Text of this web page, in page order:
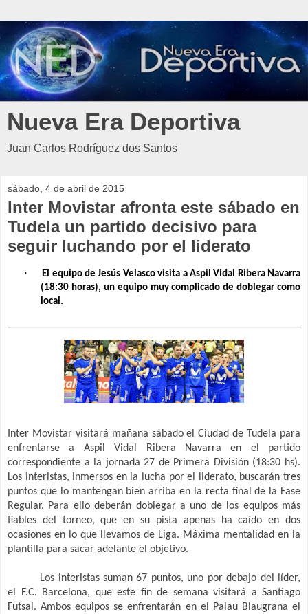
Nueva Era Deportiva
Juan Carlos Rodríguez dos Santos
sábado, 4 de abril de 2015
Inter Movistar afronta este sábado en
Tudela un partido decisivo para
seguir luchando por el liderato
·
El equipo de Jesús Velasco visita a Aspil Vidal Ribera Navarra
(18:30 horas), un equipo muy complicado de doblegar como
local.
Inter Movistar visitará mañana sábado el Ciudad de Tudela para
enfrentarse a Aspil Vidal Ribera Navarra en el partido
correspondiente a la jornada 27 de Primera División (18:30 hs).
Los interistas, inmersos en la lucha por el liderato, buscarán tres
puntos que lo mantengan bien arriba en la recta final de la Fase
Regular. Para ello deberán doblegar a uno de los equipos más
fiables del torneo, que en su pista apenas ha caído en dos
ocasiones en lo que llevamos de Liga. Máxima mentalidad en la
plantilla para sacar adelante el objetivo.
Los interistas suman 67 puntos, uno por debajo del líder,
el F.C. Barcelona, que este fin de semana visitará a Santiago
Futsal. Ambos equipos se enfrentarán en el Palau Blaugrana el